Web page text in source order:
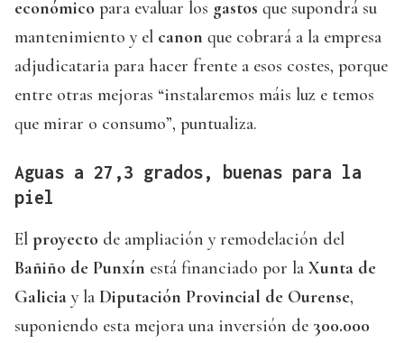
económico para evaluar los gastos que supondrá su
mantenimiento y el canon que cobrará a la empresa
adjudicataria para hacer frente a esos costes, porque
entre otras mejoras “instalaremos máis luz e temos
que mirar o consumo”, puntualiza.
Aguas a 27,3 grados, buenas para la
piel
El proyecto de ampliación y remodelación del
Bañiño de Punxín está financiado por la Xunta de
Galicia y la Diputación Provincial de Ourense,
suponiendo esta mejora una inversión de 300.000